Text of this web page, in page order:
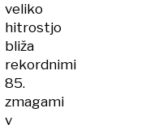
veliko
hitrostjo
bliža
rekordnimi
85.
zmagami
v